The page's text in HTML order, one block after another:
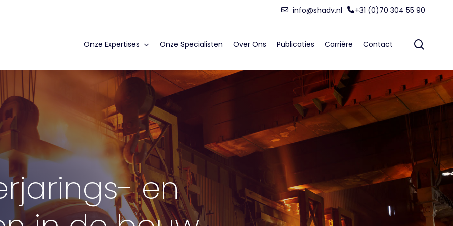
info@shadv.nl +31 (0)70 304 55 90
Onze Expertises Onze Specialisten Over Ons Publicaties Carrière Contact
en